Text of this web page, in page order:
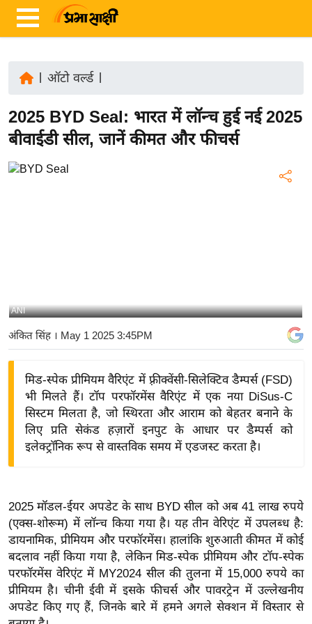
ज़ा
ख
र
ष्ट्री
य
बि
द्यो
त
वि
शे
ष
ज्ञ
रा
ऑटो वर्ल्ड|
2025 BYD Seal: भारत में लॉन्च हुई नई 2025
बीवाईडी सील, जानें कीमत और फीचर्स
ANI
अंकित सिंह। May 1 2025 3:45PM
मिड-स्पेक प्रीमियम वैरिएंट में फ़्रीक्वेंसी-सिलेक्टिव डैम्पर्स (FSD)
भी मिलते हैं। टॉप परफॉरमेंस वैरिएंट में एक नया DiSus-C
सिस्टम मिलता है, जो स्थिरता और आराम को बेहतर बनाने के
लिए प्रति सेकंड हज़ारों इनपुट के आधार पर डैम्पर्स को
इलेक्ट्रॉनिक रूप से वास्तविक समय में एडजस्ट करता है।
2025 मॉडल-ईयर अपडेट के साथ BYD सील को अब 41 लाख रुपये
(एक्स-शोरूम) में लॉन्च किया गया है। यह तीन वेरिएंट में उपलब्ध है:
डायनामिक, प्रीमियम और परफॉरमेंस। हालांकि शुरुआती कीमत में कोई
बदलाव नहीं किया गया है, लेकिन मिड-स्पेक प्रीमियम और टॉप-स्पेक
परफॉरमेंस वेरिएंट में MY2024 सील की तुलना में 15,000 रुपये का
प्रीमियम है। चीनी ईवी में इसके फीचर्स और पावरट्रेन में उल्लेखनीय
अपडेट किए गए हैं, जिनके बारे में हमने अगले सेक्शन में विस्तार से